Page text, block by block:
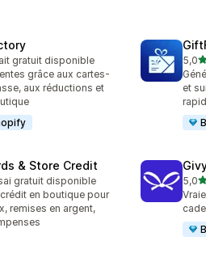
5 gratuit disponible
grâce aux cartes-
aux réductions et
5,0
16
et
& Store Credit
5
gratuit disponible
en boutique pour
remises en argent,
5,0
50